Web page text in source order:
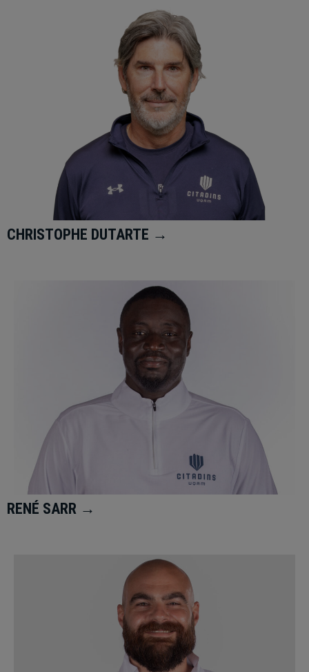
CHRISTOPHE DUTARTE →
RENÉ SARR →